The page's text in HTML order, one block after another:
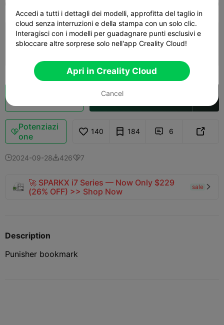
0.2mm layer, 2 walls, 15% infill
Apri in Creality Cloud
Potenziazi
one
140 184  6 
2024-09-284267
🚀 SPARKX i7 Series — Now Only $229
(26% OFF) >> Shop Now
sale 
Description
Punisher bookmark
Accedi a tutti i dettagli dei modelli, approfitta del taglio in
cloud senza interruzioni e della stampa con un solo clic.
Interagisci con i modelli per guadagnare punti esclusivi e
sbloccare altre sorprese solo nell'app Creality Cloud!
Apri in Creality Cloud
Cancel